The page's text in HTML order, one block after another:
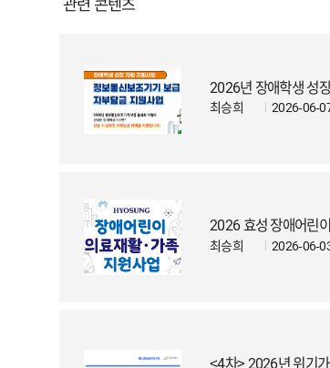
2026년 장애학생 성
최승희 2026-06-
2026 효성 장애어린
최승희 2026-06-
<4차> 2026년 위기